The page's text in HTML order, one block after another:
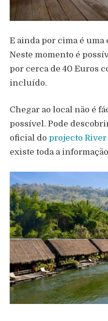
E ainda por cima é
Neste momento é
por cerca de 40 Euros
incluído.
Chegar ao local não é
possível. Pode
oficial do projecto
existe toda a